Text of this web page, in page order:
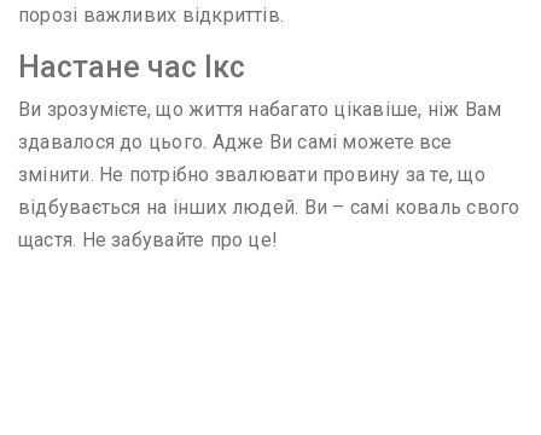
порозі важливих відкриттів.
Настане час Ікс
Ви зрозумієте, що життя набагато цікавіше, ніж Вам
здавалося до цього. Адже Ви самі можете все
змінити. Не потрібно звалювати провину за те, що
відбувається на інших людей. Ви – самі коваль свого
щастя. Не забувайте про це!